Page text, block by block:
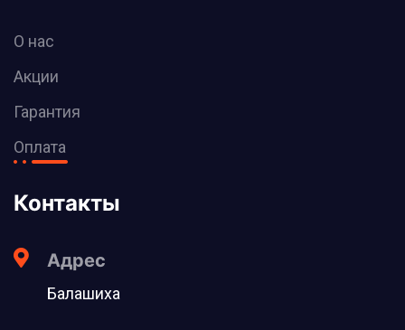
О нас
Акции
Гарантия
Оплата
Контакты
Адрес
Балашиха